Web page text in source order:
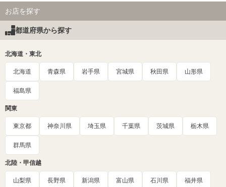
お店を探す
都道府県から探す
北海道・東北
北海道 青森県 岩手県 宮城県 秋田県 山形県
福島県
関東
東京都 神奈川県 埼玉県 千葉県 茨城県 栃木県
群馬県
北陸・甲信越
山梨県 長野県 新潟県 富山県 石川県 福井県